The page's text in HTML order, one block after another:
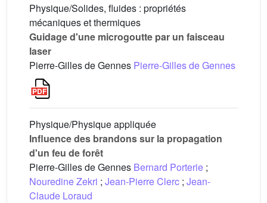
Physique/Solides, fluides : propriétés
mécaniques et thermiques
Guidage d'une microgoutte par un faisceau
laser
Pierre-Gilles de Gennes Pierre-Gilles de Gennes
Physique/Physique appliquée
Influence des brandons sur la propagation
d'un feu de forêt
Pierre-Gilles de Gennes Bernard Porterie ;
Nouredine Zekri ; Jean-Pierre Clerc ; Jean-
Claude Loraud